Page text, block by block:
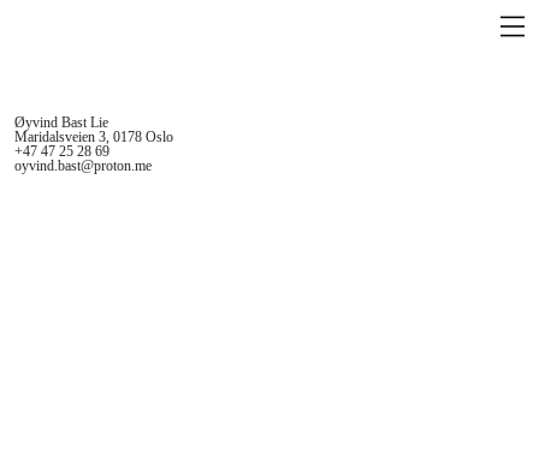
Øyvind Bast Lie
Maridalsveien 3, 0178 Oslo
+47 47 25 28 69
oyvind.bast@proton.me